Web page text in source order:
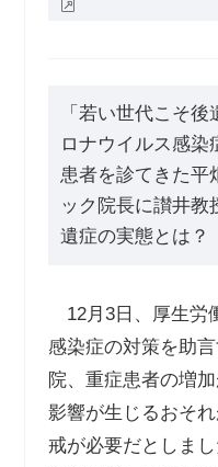
「若い世代こそ
ロナウイルス感染
患者を診てきた平
ック院長に讃井教
遺症の実態とは？
12月3日、厚生労
感染症の対策を助
院、重症患者の増
影響が生じるおそ
戒が必要だとしま